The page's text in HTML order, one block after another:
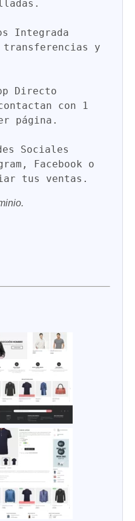
Integrada
y
Directo
con 1
página.
Sociales
Facebook o
tus ventas.